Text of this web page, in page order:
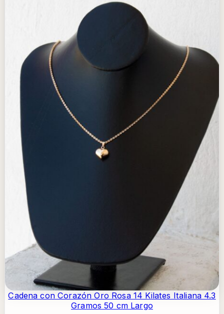
Cadena con Corazón Oro Rosa 14 Kilates Italiana 4.3
Gramos 50 cm Largo